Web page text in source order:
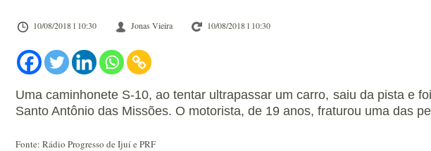
10/08/2018 l 10:30 Jonas Vieira 10/08/2018 l 10:30
Uma caminhonete S-10, ao tentar ultrapassar um carro, saiu da pista e
Santo Antônio das Missões. O motorista, de 19 anos, fraturou uma das
Fonte: Rádio Progresso de Ijuí e PRF